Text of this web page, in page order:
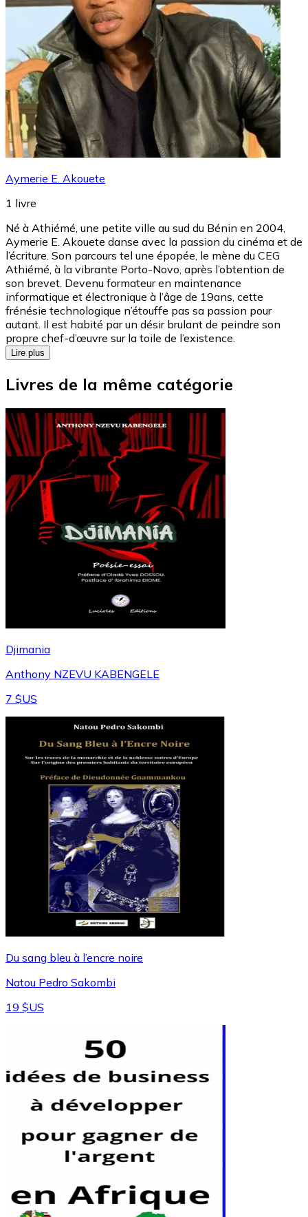
Aymerie E. Akouete
1 livre
Né à Athiémé, une petite ville au sud du Bénin en 2004,
Aymerie E. Akouete danse avec la passion du cinéma et de
l’écriture. Son parcours tel une épopée, le mène du CEG
Athiémé, à la vibrante Porto-Novo, après l’obtention de
son brevet. Devenu formateur en maintenance
informatique et électronique à l’âge de 19ans, cette
frénésie technologique n’étouffe pas sa passion pour
autant. Il est habité par un désir brulant de peindre son
propre chef-d’œuvre sur la toile de l’existence.
Lire plus
Livres de la même catégorie
Djimania
Anthony NZEVU KABENGELE
7 $US
Du sang bleu à l’encre noire
Natou Pedro Sakombi
19 $US